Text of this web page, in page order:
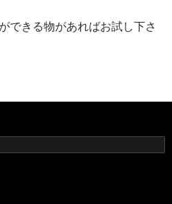
できる物があればお試し下さ